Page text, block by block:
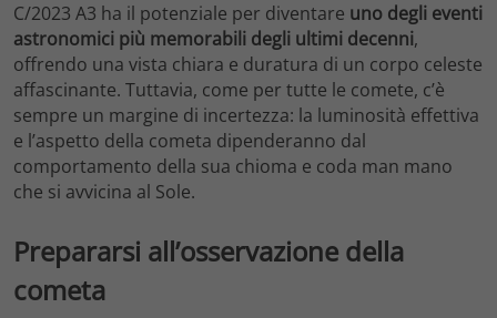
C/2023 A3 ha il potenziale per diventare uno degli eventi
astronomici più memorabili degli ultimi decenni,
offrendo una vista chiara e duratura di un corpo celeste
affascinante. Tuttavia, come per tutte le comete, c’è
sempre un margine di incertezza: la luminosità effettiva
e l’aspetto della cometa dipenderanno dal
comportamento della sua chioma e coda man mano
che si avvicina al Sole.
Prepararsi all’osservazione della
cometa